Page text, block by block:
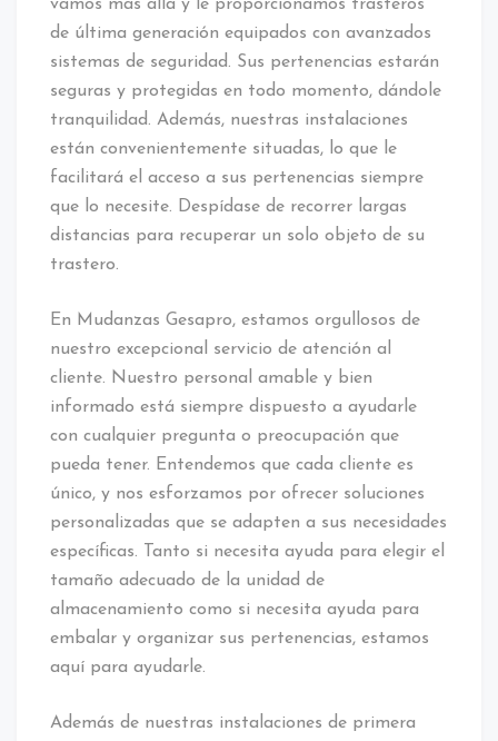
vamos más allá y le proporcionamos trasteros
de última generación equipados con avanzados
sistemas de seguridad. Sus pertenencias estarán
seguras y protegidas en todo momento, dándole
tranquilidad. Además, nuestras instalaciones
están convenientemente situadas, lo que le
facilitará el acceso a sus pertenencias siempre
que lo necesite. Despídase de recorrer largas
distancias para recuperar un solo objeto de su
trastero.
En Mudanzas Gesapro, estamos orgullosos de
nuestro excepcional servicio de atención al
cliente. Nuestro personal amable y bien
informado está siempre dispuesto a ayudarle
con cualquier pregunta o preocupación que
pueda tener. Entendemos que cada cliente es
único, y nos esforzamos por ofrecer soluciones
personalizadas que se adapten a sus necesidades
específicas. Tanto si necesita ayuda para elegir el
tamaño adecuado de la unidad de
almacenamiento como si necesita ayuda para
embalar y organizar sus pertenencias, estamos
aquí para ayudarle.
Además de nuestras instalaciones de primera